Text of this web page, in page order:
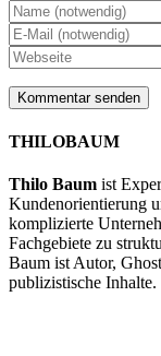
THILOBAUM
Thilo Baum ist
Kundenorientierung
komplizierte
Fachgebiete zu
Baum ist Autor,
publizistische Inhalte.